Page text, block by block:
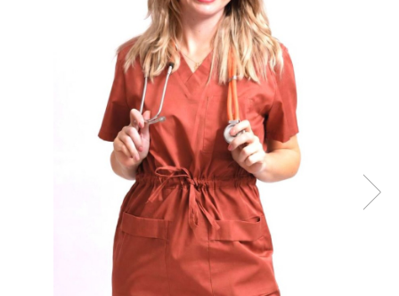
Halate medicale femei
Halate medicale barbati
Halate medicale P2 cu fluturas
Halate medicale cu nasturi
Halate medicale cu fermoar
Halate medicale polar - unisex
Halate medicale albe